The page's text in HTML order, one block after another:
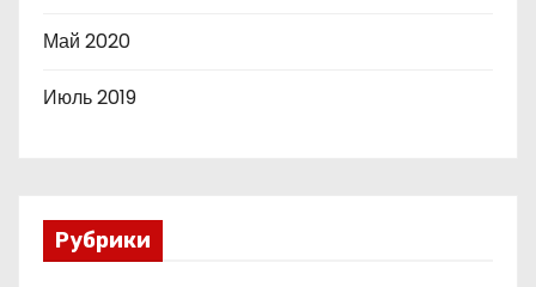
Май 2020
Июль 2019
Рубрики